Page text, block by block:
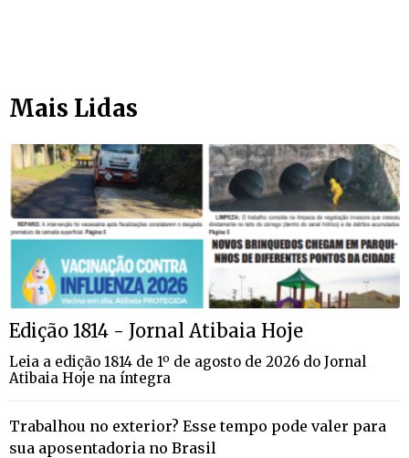
Mais Lidas
Edição 1814 - Jornal Atibaia Hoje
Leia a edição 1814 de 1º de agosto de 2026 do Jornal
Atibaia Hoje na íntegra
Trabalhou no exterior? Esse tempo pode valer para
sua aposentadoria no Brasil